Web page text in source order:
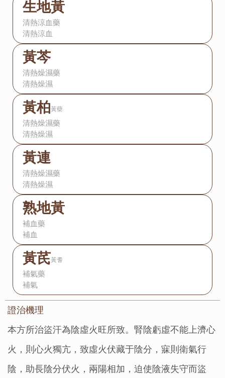
生地黃
清熱涼血藥
清熱涼血
黃芩
清熱燥濕藥
清熱燥濕
黃柏黃蘗
清熱燥濕藥
清熱燥濕
黃連
清熱燥濕藥
清熱燥濕
熟地黃
補血藥
補血
黃芪黃耆
補氣藥
補氣
證治機理：
本方所治盜汗為陰虛火旺所致。腎陰虧虛不能上濟心
火，則心火獨亢，致虛火伏藏于陰分，寐則衛氣行
陰，助長陰分伏火，兩陽相加，迫使陰液失守而盜